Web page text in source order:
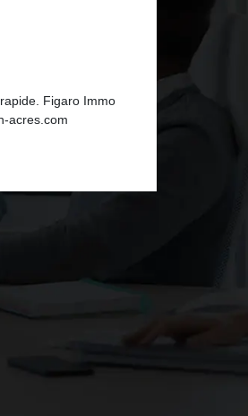
Figaro Immo
acres.com